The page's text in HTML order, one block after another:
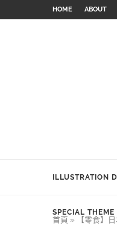
HOME ABOUT
ILLUSTRATION
SPECIAL THEME
首頁 » 【零食】